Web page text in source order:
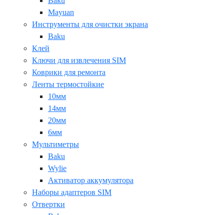
Mayuan
Инструменты для очистки экрана
Baku
Клей
Ключи для извлечения SIM
Коврики для ремонта
Ленты термостойкие
10мм
14мм
20мм
6мм
Мультиметры
Baku
Wylie
Активатор аккумулятора
Наборы адаптеров SIM
Отвертки